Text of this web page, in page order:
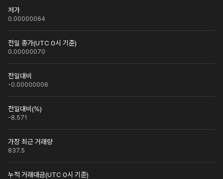
저가
0.00000064
전일 종가(UTC 0시 기준)
0.00000070
전일대비
-0.00000006
전일대비(%)
-8.571
가장 최근 거래량
837.5
누적 거래대금(UTC 0시 기준)